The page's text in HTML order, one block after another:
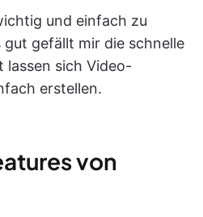
und einfach zu
gut gefällt mir die schnelle
lassen sich Video-
erstellen.
von